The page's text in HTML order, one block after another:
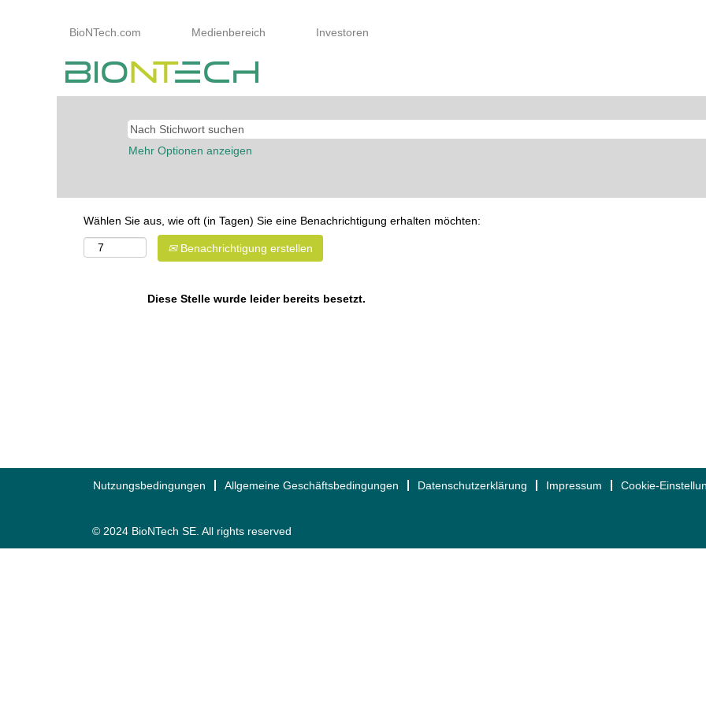
BioNTech.com Medienbereich Investoren
Mehr Optionen anzeigen
Wählen Sie aus, wie oft (in Tagen) Sie eine Benachrichtigung erhalten möchten:
Benachrichtigung erstellen
Diese Stelle wurde leider bereits besetzt.
Nutzungsbedingungen Allgemeine Geschäftsbedingungen Datenschutzerklärung Impressum Cookie-
© 2024 BioNTech SE. All rights reserved